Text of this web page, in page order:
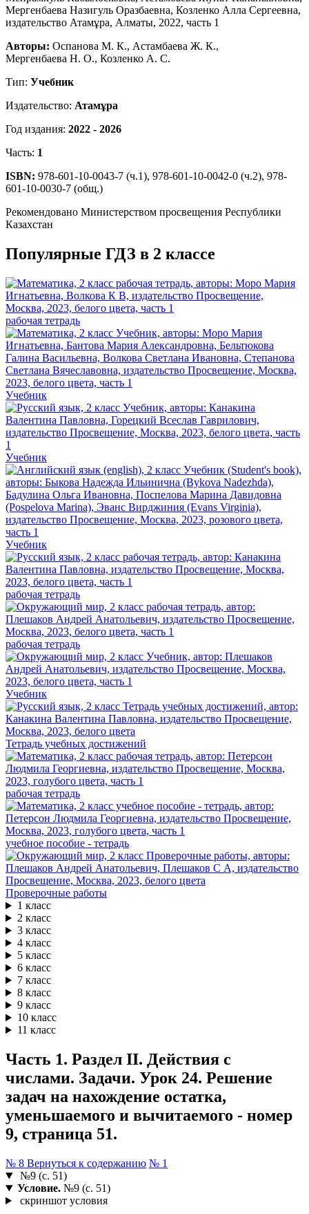
Авторы: Оспанова М. К., Астамбаева Ж. К.,
Мергенбаева Н. О., Козленко А. С.
Тип: Учебник
Издательство: Атамұра
Год издания: 2022 - 2026
Часть: 1
ISBN: 978-601-10-0043-7 (ч.1), 978-601-10-0042-0 (ч.2), 978-
601-10-0030-7 (общ.)
Рекомендовано Министерством просвещения Республики
Казахстан
Популярные ГДЗ в 2 классе
рабочая тетрадь
Учебник
Учебник
Учебник
рабочая тетрадь
рабочая тетрадь
Учебник
Тетрадь учебных достижений
рабочая тетрадь
учебное пособие - тетрадь
Проверочные работы
1 класс
2 класс
3 класс
4 класс
5 класс
6 класс
7 класс
8 класс
9 класс
10 класс
11 класс
Часть 1. Раздел II. Действия с
числами. Задачи. Урок 24. Решение
задач на нахождение остатка,
уменьшаемого и вычитаемого - номер
9, страница 51.
№ 8 Вернуться к содержанию № 1
№9 (с. 51)
Условие.№9 (с. 51)
скриншот условия